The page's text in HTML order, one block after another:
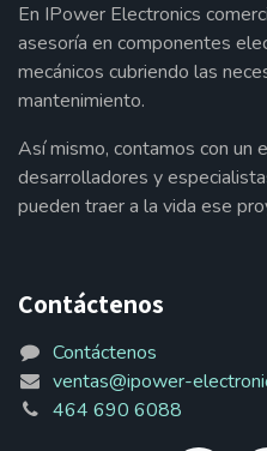
En IPower Electronics
asesoría en componentes
mecánicos cubriendo las
mantenimiento.
Así mismo, contamos con un
desarrolladores y
pueden traer a la vida ese
Contáctenos
Contáctenos
ventas@ipower-
464 690 6088